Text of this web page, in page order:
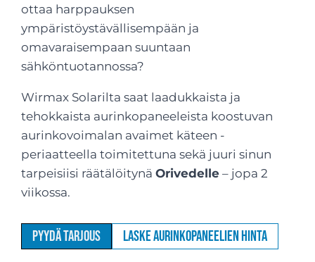
ottaa harppauksen
ympäristöystävällisempään ja
omavaraisempaan suuntaan
sähköntuotannossa?
Wirmax Solarilta saat laadukkaista ja
tehokkaista aurinkopaneeleista koostuvan
aurinkovoimalan avaimet käteen -
periaatteella toimitettuna sekä juuri sinun
tarpeisiisi räätälöitynä Orivedelle – jopa 2
viikossa.
Pyydä tarjous Laske aurinkopaneelien hinta